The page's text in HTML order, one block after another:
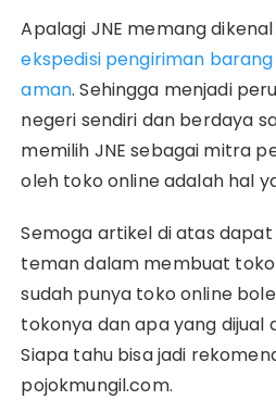
Apalagi JNE memang
ekspedisi pengiriman
aman. Sehingga menjadi
negeri sendiri dan berdaya
memilih JNE sebagai mitra
oleh toko online adalah hal
Semoga artikel di atas
teman dalam membuat toko
sudah punya toko online
tokonya dan apa yang dijual
Siapa tahu bisa jadi
pojokmungil.com.